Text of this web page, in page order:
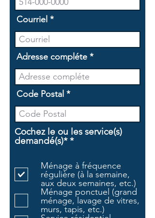
Courriel
Adresse compléte
Code Postal
Cochez le ou les service(s)
demandé(s)* *O
g
a
t
o
i
Ménage à fréquence
régulière (à la semaine,
aux deux semaines, etc.)
Ménage ponctuel (grand
ménage, lavage de vitres,
murs, tapis, etc.)